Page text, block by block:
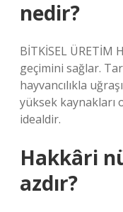
nedir?
BİTKİSEL ÜRETİM
geçimini sağlar.
hayvancılıkla
yüksek kaynakları
idealdir.
Hakkâri
azdır?